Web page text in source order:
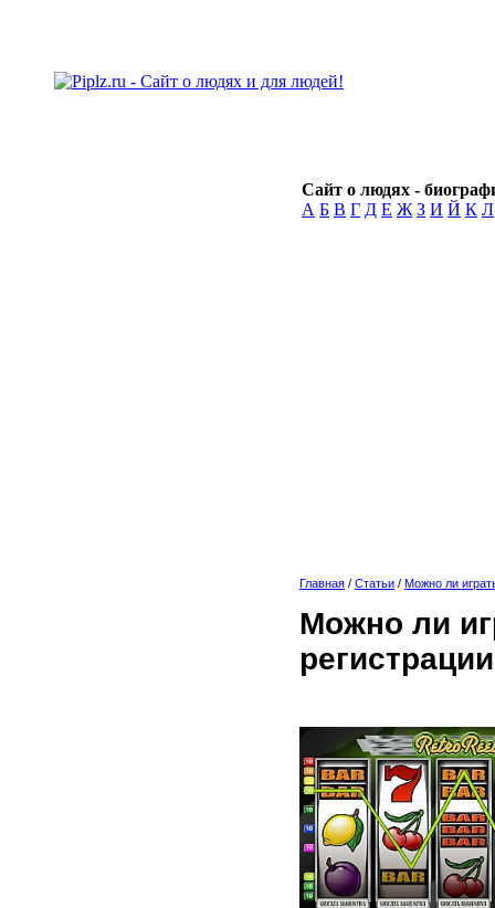
Сайт о людях -
А Б В Г Д Е Ж З И Й К Л
Главная / Статьи / Можно ли
Можно ли